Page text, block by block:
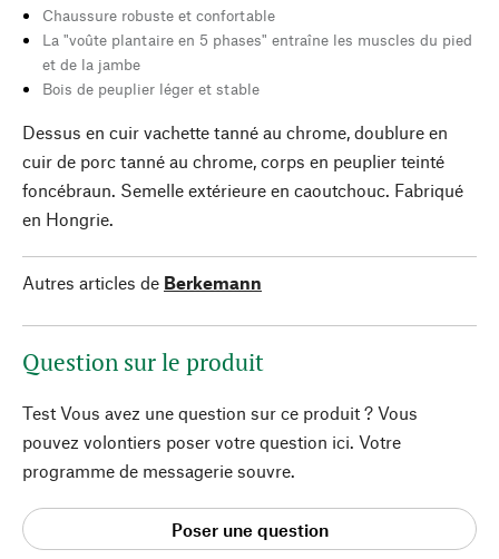
Chaussure robuste et confortable
La "voûte plantaire en 5 phases" entraîne les muscles du pied
et de la jambe
Bois de peuplier léger et stable
Dessus en cuir vachette tanné au chrome, doublure en
cuir de porc tanné au chrome, corps en peuplier teinté
foncébraun. Semelle extérieure en caoutchouc. Fabriqué
en Hongrie.
Autres articles de Berkemann
Question sur le produit
Test Vous avez une question sur ce produit ? Vous
pouvez volontiers poser votre question ici. Votre
programme de messagerie souvre.
Poser une question